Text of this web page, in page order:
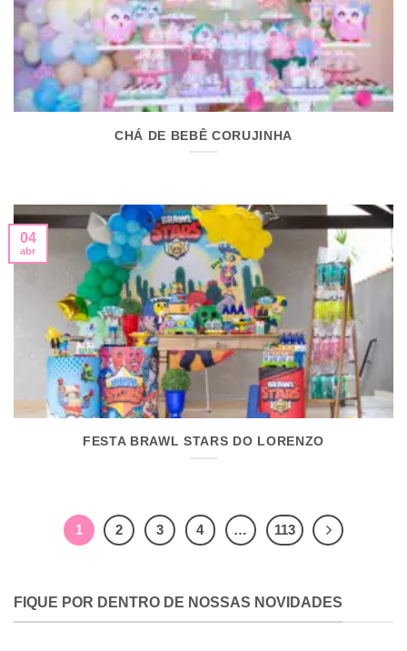
CHÁ DE BEBÊ CORUJINHA
FESTA BRAWL STARS DO LORENZO
04
abr
1 2 3 4 … 113
FIQUE POR DENTRO DE NOSSAS NOVIDADES